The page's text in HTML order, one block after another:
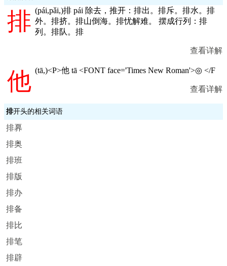
排 (pái,pǎi,)排 pái 除去，推开：排出。排斥。排水。排
外。排挤。排山倒海。排忧解难。 摆成行列：排
列。排队。排
查看详解
他 (tā,)<P>他 tā <FONT face='Times New Roman'>◎ </F
查看详解
排开头的相关词语
排奡
排奥
排班
排版
排办
排备
排比
排笔
排辟